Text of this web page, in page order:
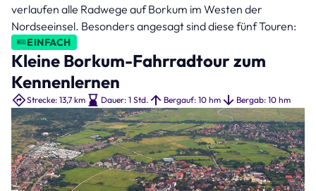
verlaufen alle Radwege auf Borkum im Westen der
Nordseeinsel. Besonders angesagt sind diese fünf Touren:
EINFACH
Kleine Borkum-Fahrradtour zum
Kennenlernen
Strecke: 13,7 km Dauer: 1 Std. Bergauf: 10 hm Bergab: 10 hm